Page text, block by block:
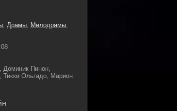
, Драмы, Мелодрамы,
Доминик Пинон,
Ольгадо, Марион